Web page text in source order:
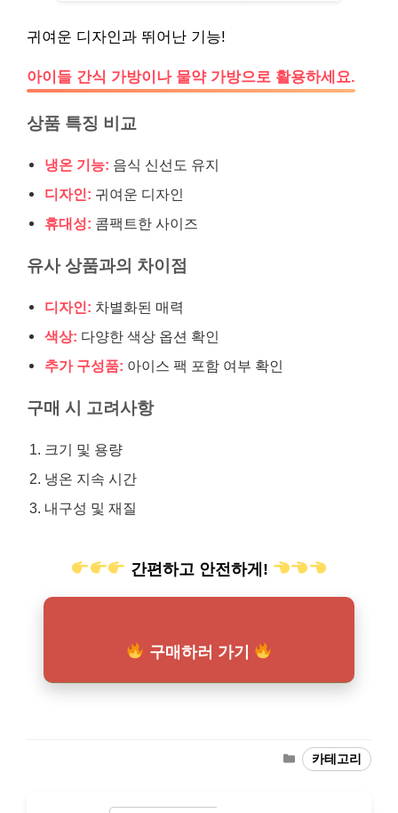
귀여운 디자인과 뛰어난 기능!
아이들 간식 가방이나 물약 가방으로 활용하세요.
상품 특징 비교
냉온 기능: 음식 신선도 유지
디자인: 귀여운 디자인
휴대성: 콤팩트한 사이즈
유사 상품과의 차이점
디자인: 차별화된 매력
색상: 다양한 색상 옵션 확인
추가 구성품: 아이스 팩 포함 여부 확인
구매 시 고려사항
크기 및 용량
냉온 지속 시간
내구성 및 재질
간편하고 안전하게!
구매하러 가기
카
테
카테고리